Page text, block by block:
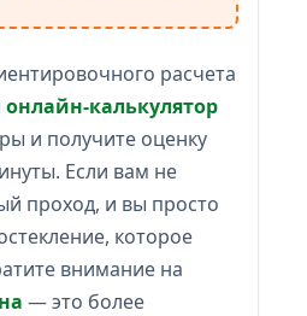
расчета
онлайн-калькулятор
и получите оценку
Если вам не
проход, и вы просто
которое
внимание на
— это более